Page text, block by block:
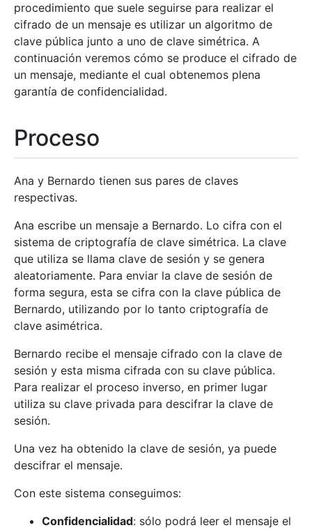
procedimiento que suele seguirse para realizar el
cifrado de un mensaje es utilizar un algoritmo de
clave pública junto a uno de clave simétrica. A
continuación veremos cómo se produce el cifrado de
un mensaje, mediante el cual obtenemos plena
garantía de confidencialidad.
Proceso
Ana y Bernardo tienen sus pares de claves
respectivas.
Ana escribe un mensaje a Bernardo. Lo cifra con el
sistema de criptografía de clave simétrica. La clave
que utiliza se llama clave de sesión y se genera
aleatoriamente. Para enviar la clave de sesión de
forma segura, esta se cifra con la clave pública de
Bernardo, utilizando por lo tanto criptografía de
clave asimétrica.
Bernardo recibe el mensaje cifrado con la clave de
sesión y esta misma cifrada con su clave pública.
Para realizar el proceso inverso, en primer lugar
utiliza su clave privada para descifrar la clave de
sesión.
Una vez ha obtenido la clave de sesión, ya puede
descifrar el mensaje.
Con este sistema conseguimos:
Confidencialidad: sólo podrá leer el mensaje el